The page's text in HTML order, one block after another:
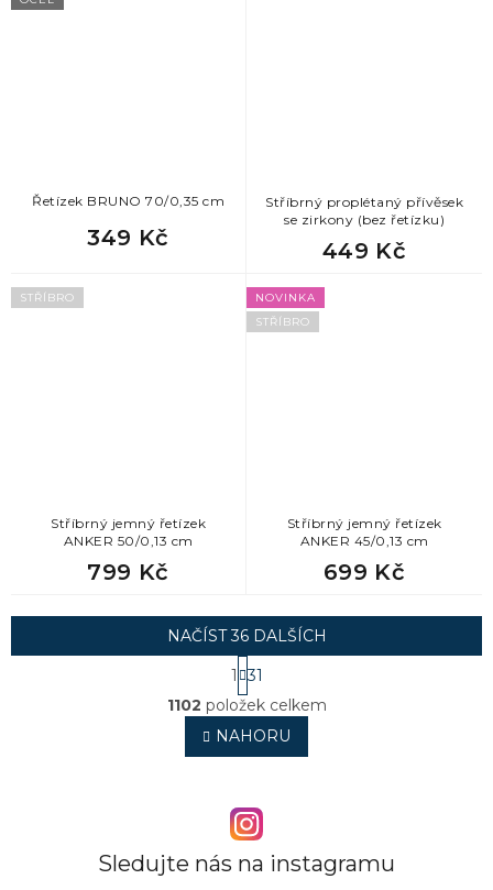
Řetízek BRUNO 70/0,35 cm
349 Kč
Stříbrný proplétaný přívěsek
se zirkony (bez řetízku)
449 Kč
STŘÍBRO
Stříbrný jemný řetízek
ANKER 50/0,13 cm
799 Kč
NOVINKA
STŘÍBRO
Stříbrný jemný řetízek
ANKER 45/0,13 cm
699 Kč
O
v
l
á
c
í
p
NAČÍST 36 DALŠÍCH
S
t
r
á
n
k
á
n
1
31
1102 položek celkem
NAHORU
Sledujte nás na instagramu